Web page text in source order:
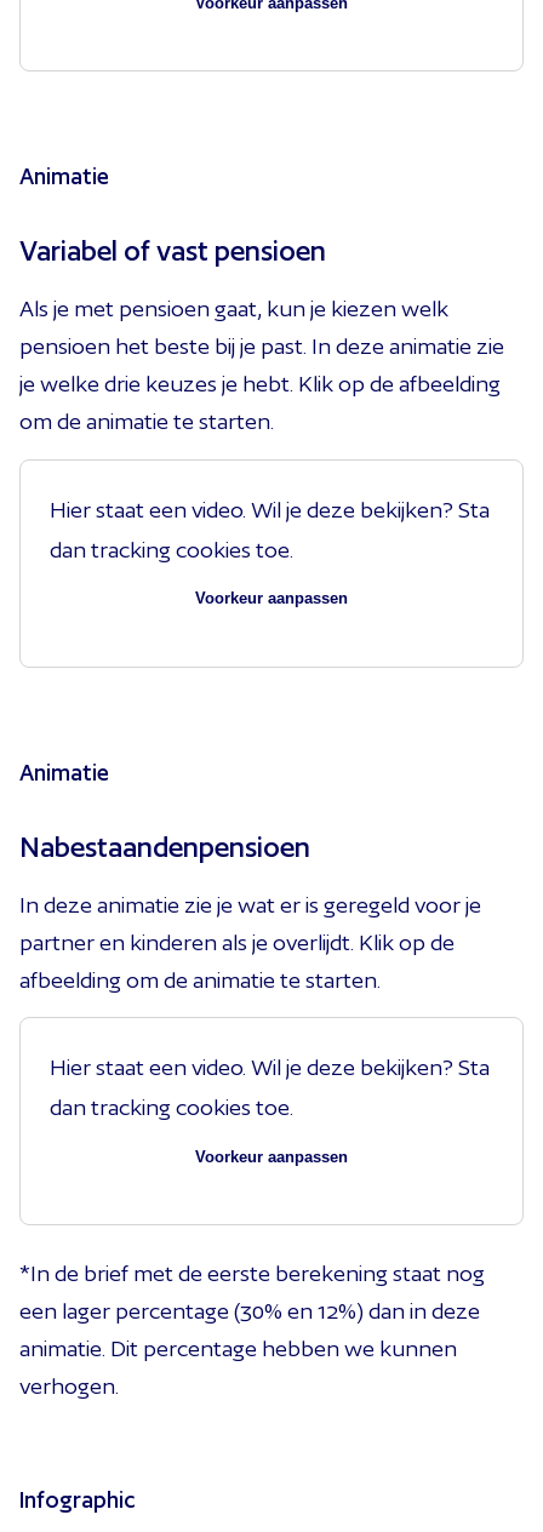
Animatie
Variabel of vast pensioen
Als je met pensioen gaat, kun je kiezen welk
pensioen het beste bij je past. In deze animatie zie
je welke drie keuzes je hebt. Klik op de afbeelding
om de animatie te starten.
Hier staat een video. Wil je deze bekijken? Sta
dan tracking cookies toe.
Voorkeur aanpassen
Animatie
Nabestaandenpensioen
In deze animatie zie je wat er is geregeld voor je
partner en kinderen als je overlijdt. Klik op de
afbeelding om de animatie te starten.
Hier staat een video. Wil je deze bekijken? Sta
dan tracking cookies toe.
Voorkeur aanpassen
*In de brief met de eerste berekening staat nog
een lager percentage (30% en 12%) dan in deze
animatie. Dit percentage hebben we kunnen
verhogen.
Infographic